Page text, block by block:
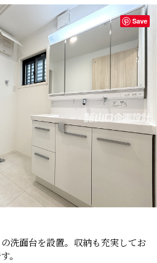
洗面台を設置。収納も充実してお
。
Save